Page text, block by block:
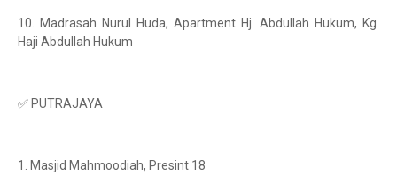
10. Madrasah Nurul Huda, Apartment Hj. Abdullah Hukum, Kg.
Haji Abdullah Hukum
✅ PUTRAJAYA
1. Masjid Mahmoodiah, Presint 18